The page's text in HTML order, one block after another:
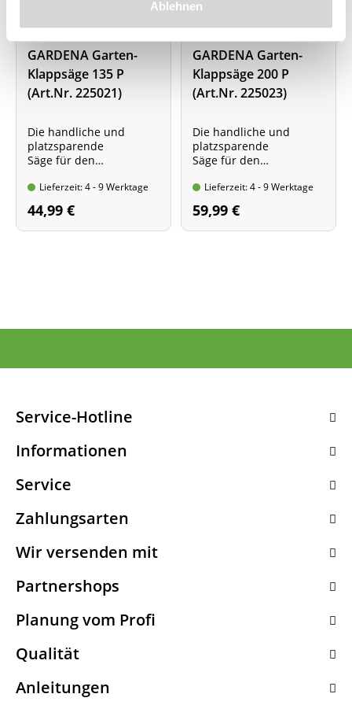
Ablehnen
GARDENA Garten-
Klappsäge 135 P
(Art.Nr. 225021)
Die handliche und
platzsparende
Säge für den
Sägelänge: 13,5 cm
Lieferzeit: 4 - 9 Werktage
44,99 €
GARDENA Garten-
Klappsäge 200 P
(Art.Nr. 225023)
Die handliche und
platzsparende
Säge für den
Sägelänge: 20,0 cm
Lieferzeit: 4 - 9 Werktage
59,99 €
Service-Hotline
Informationen
Service
Zahlungsarten
Wir versenden mit
Partnershops
Planung vom Profi
Qualität
Anleitungen